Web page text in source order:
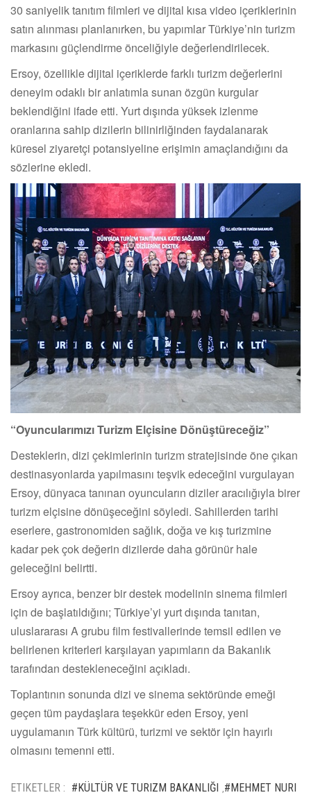
30 saniyelik tanıtım filmleri ve dijital kısa video içeriklerinin
satın alınması planlanırken, bu yapımlar Türkiye’nin turizm
markasını güçlendirme önceliğiyle değerlendirilecek.
Ersoy, özellikle dijital içeriklerde farklı turizm değerlerini
deneyim odaklı bir anlatımla sunan özgün kurgular
beklendiğini ifade etti. Yurt dışında yüksek izlenme
oranlarına sahip dizilerin bilinirliğinden faydalanarak
küresel ziyaretçi potansiyeline erişimin amaçlandığını da
sözlerine ekledi.
“Oyuncularımızı Turizm Elçisine Dönüştüreceğiz”
Desteklerin, dizi çekimlerinin turizm stratejisinde öne çıkan
destinasyonlarda yapılmasını teşvik edeceğini vurgulayan
Ersoy, dünyaca tanınan oyuncuların diziler aracılığıyla birer
turizm elçisine dönüşeceğini söyledi. Sahillerden tarihi
eserlere, gastronomiden sağlık, doğa ve kış turizmine
kadar pek çok değerin dizilerde daha görünür hale
geleceğini belirtti.
Ersoy ayrıca, benzer bir destek modelinin sinema filmleri
için de başlatıldığını; Türkiye’yi yurt dışında tanıtan,
uluslararası A grubu film festivallerinde temsil edilen ve
belirlenen kriterleri karşılayan yapımların da Bakanlık
tarafından destekleneceğini açıkladı.
Toplantının sonunda dizi ve sinema sektöründe emeği
geçen tüm paydaşlara teşekkür eden Ersoy, yeni
uygulamanın Türk kültürü, turizmi ve sektör için hayırlı
olmasını temenni etti.
ETIKETLER : #KÜLTÜR VE TURIZM BAKANLIĞI #MEHMET NURI